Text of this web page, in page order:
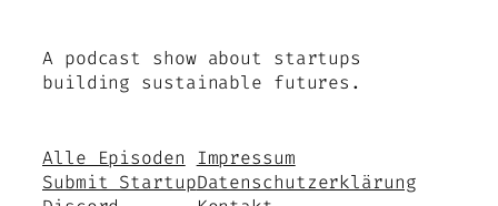
A podcast show about startups
building sustainable futures.
Alle Episoden
Submit Startup
Impressum
Datenschutzerklärung